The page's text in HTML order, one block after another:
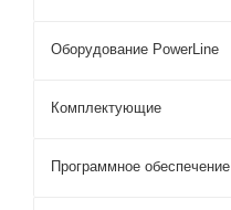
Оборудование PowerLine
Комплектующие
Программное обеспечение